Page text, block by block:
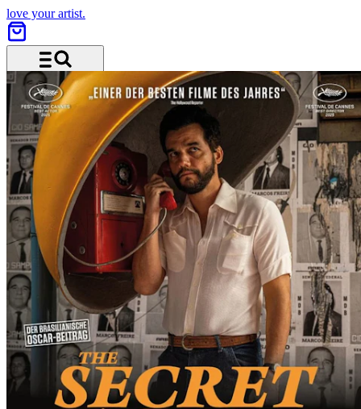
love your artist.
Menü und Suche